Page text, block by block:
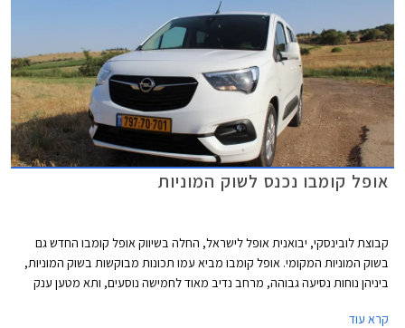
אופל קומבו נכנס לשוק המוניות
קבוצת לובינסקי, יבואנית אופל לישראל, החלה בשיווק אופל קומבו החדש גם
בשוק המוניות המקומי. אופל קומבו מביא עמו תכונות מבוקשות בשוק המוניות,
ביניהן נוחות נסיעה גבוהה, מרחב נדיב מאוד לחמישה נוסעים, ותא מטען ענק
קרא עוד